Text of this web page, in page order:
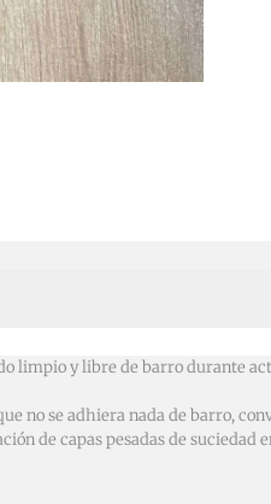
limpio y libre de barro durante
no se adhiera nada de barro,
de capas pesadas de